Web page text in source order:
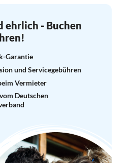
ehrlich - Buchen
Garantie
und Servicegebühren
Vermieter
Deutschen